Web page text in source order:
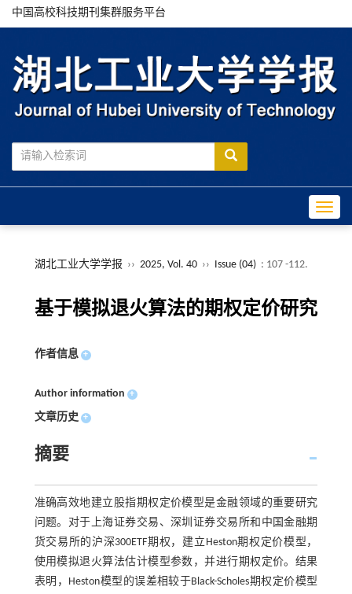
中国高校科技期刊集群服务平台
湖北工业大学学报 ›› 2025, Vol. 40 ›› Issue (04) : 107 -112.
基于模拟退火算法的期权定价研究
作者信息 +
Author information +
文章历史 +
摘要
准确高效地建立股指期权定价模型是金融领域的重要研究
问题。对于上海证券交易、深圳证券交易所和中国金融期
货交易所的沪深300ETF期权，建立Heston期权定价模型，
使用模拟退火算法估计模型参数，并进行期权定价。结果
表明，Heston模型的误差相较于Black-Scholes期权定价模型